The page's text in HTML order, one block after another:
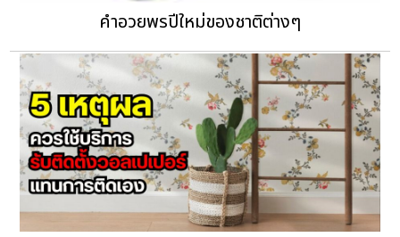
คำอวยพรปีใหม่ของชาติต่างๆ